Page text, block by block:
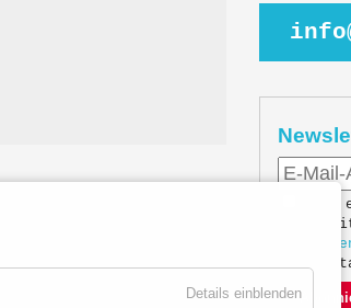
Ich
Details einblenden